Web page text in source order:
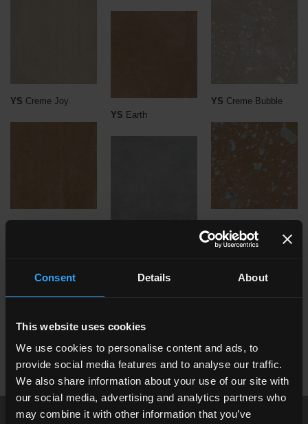
Consent Details About
This website uses cookies
We use cookies to personalise content and ads, to
provide social media features and to analyse our traffic.
We also share information about your use of our site with
our social media, advertising and analytics partners who
may combine it with other information that you’ve
YS Creme Joy YS Creme Bubble
YS Earth
YSNordic Joy YSNordic Bubble
scarica la brochure richiedi informazioni